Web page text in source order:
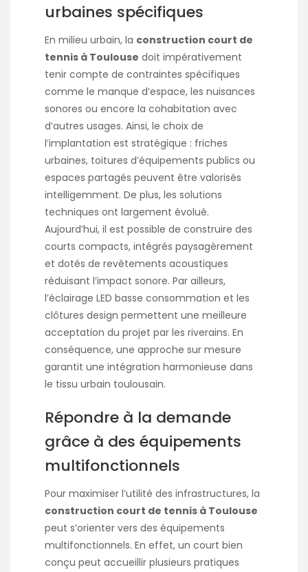
urbaines spécifiques
En milieu urbain, la construction court de
tennis à Toulouse doit impérativement
tenir compte de contraintes spécifiques
comme le manque d’espace, les nuisances
sonores ou encore la cohabitation avec
d’autres usages. Ainsi, le choix de
l’implantation est stratégique : friches
urbaines, toitures d’équipements publics ou
espaces partagés peuvent être valorisés
intelligemment. De plus, les solutions
techniques ont largement évolué.
Aujourd’hui, il est possible de construire des
courts compacts, intégrés paysagèrement
et dotés de revêtements acoustiques
réduisant l’impact sonore. Par ailleurs,
l’éclairage LED basse consommation et les
clôtures design permettent une meilleure
acceptation du projet par les riverains. En
conséquence, une approche sur mesure
garantit une intégration harmonieuse dans
le tissu urbain toulousain.
Répondre à la demande
grâce à des équipements
multifonctionnels
Pour maximiser l’utilité des infrastructures, la
construction court de tennis à Toulouse
peut s’orienter vers des équipements
multifonctionnels. En effet, un court bien
conçu peut accueillir plusieurs pratiques